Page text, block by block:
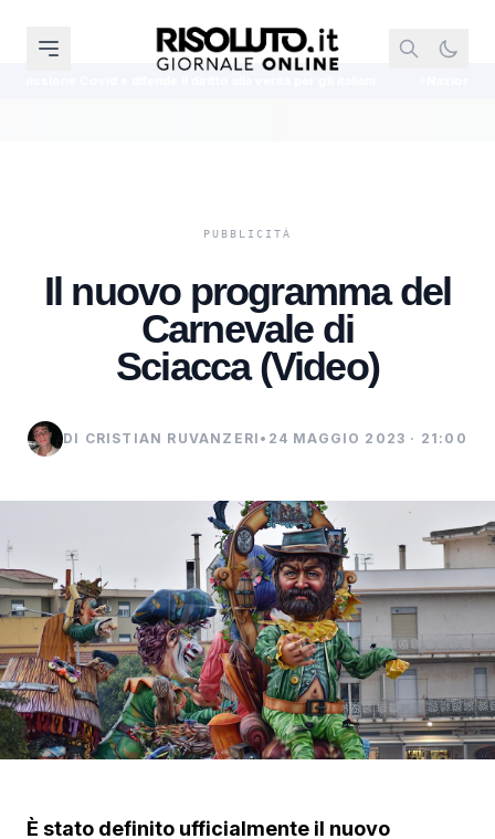
Il nuovo programma del
Carnevale di
Sciacca (Video)
DI CRISTIAN RUVANZERI • 24 MAGGIO 2023 · 21:00
È stato definito ufficialmente il nuovo